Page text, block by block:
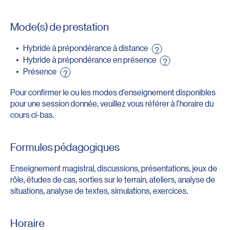
Mode(s) de prestation
Hybride à prépondérance à distance
?
Hybride à prépondérance en présence
?
Présence
?
Pour confirmer le ou les modes d’enseignement disponibles
pour une session donnée, veuillez vous référer à l’horaire du
cours ci-bas.
Formules pédagogiques
Enseignement magistral, discussions, présentations, jeux de
rôle, études de cas, sorties sur le terrain, ateliers, analyse de
situations, analyse de textes, simulations, exercices.
Horaire